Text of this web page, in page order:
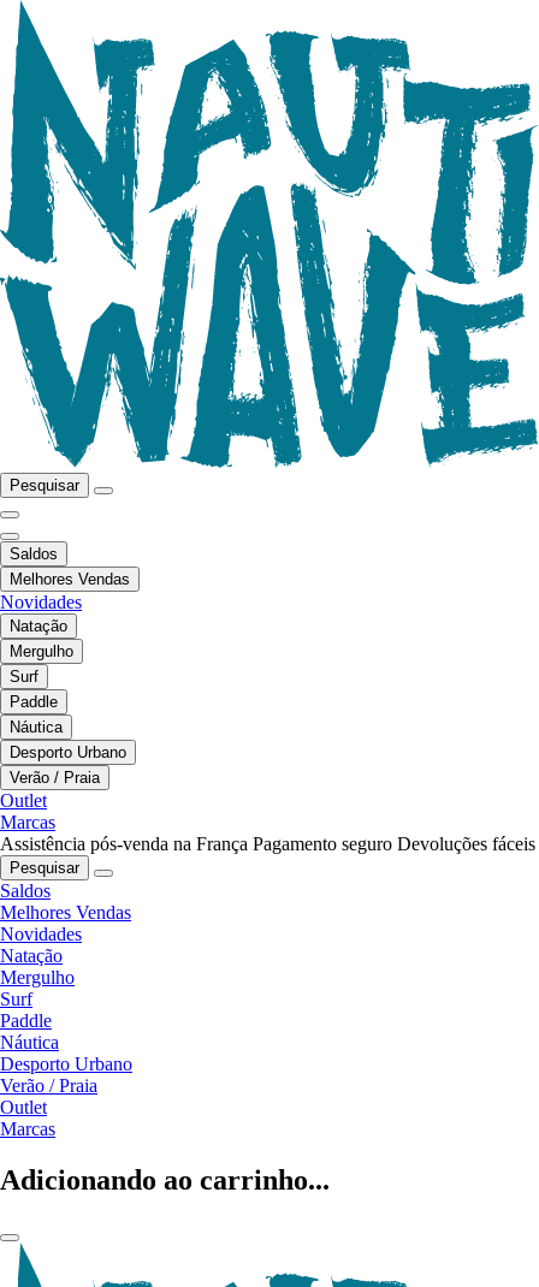
Pesquisar
Saldos
Melhores Vendas
Novidades
Natação
Mergulho
Surf
Paddle
Náutica
Desporto Urbano
Verão / Praia
Outlet
Marcas
Assistência pós-venda na França Pagamento seguro Devoluções fáceis
Pesquisar
Saldos
Melhores Vendas
Novidades
Natação
Mergulho
Surf
Paddle
Náutica
Desporto Urbano
Verão / Praia
Outlet
Marcas
Adicionando ao carrinho...